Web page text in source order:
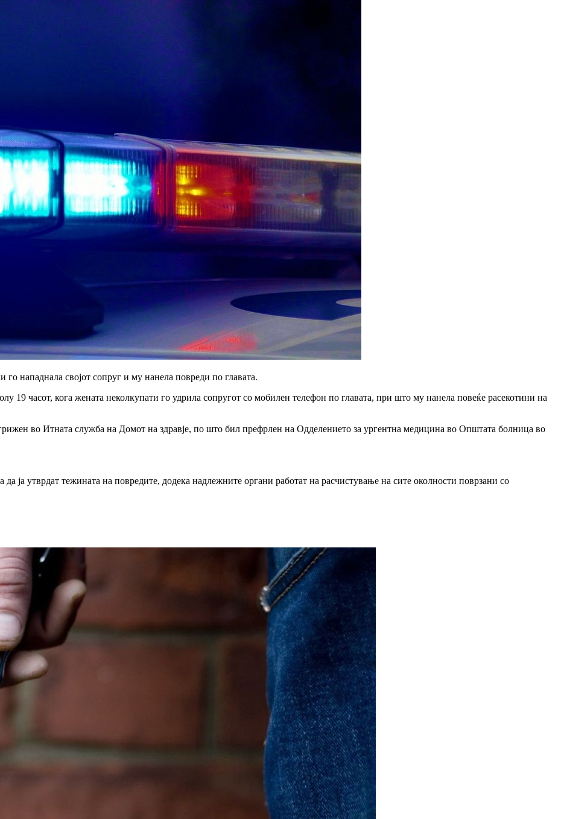
нападнала својот сопруг и му нанела повреди по главата.
19 часот, кога жената неколкупати го удрила сопругот со мобилен телефон по главата, при што му нанела повеќе расекотини на
во Итната служба на Домот на здравје, по што бил префрлен на Одделението за ургентна медицина во Општата болница во
ја утврдат тежината на повредите, додека надлежните органи работат на расчистување на сите околности поврзани со